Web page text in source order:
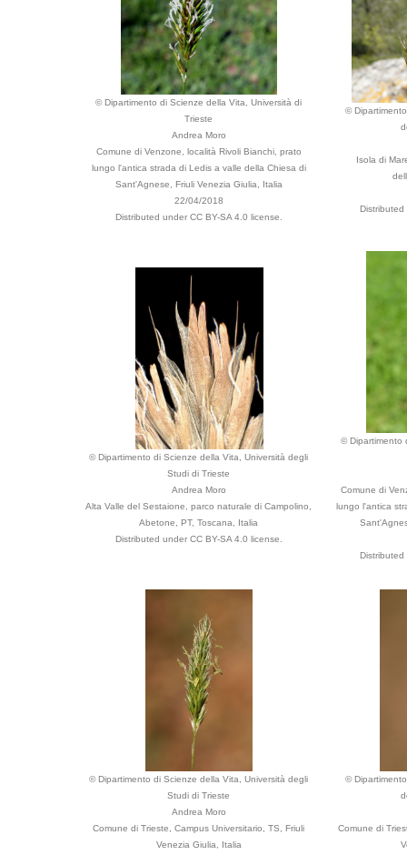
© Dipartimento di Scienze della Vita, Università di
Trieste
Andrea Moro
Comune di Venzone, località Rivoli Bianchi, prato
lungo l'antica strada di Ledis a valle della Chiesa di
Sant'Agnese, Friuli Venezia Giulia, Italia
22/04/2018
Distributed under CC BY-SA 4.0 license.
©
Isola di
Distributed
© Dipartimento di Scienze della Vita, Università degli
Studi di Trieste
Andrea Moro
Alta Valle del Sestaione, parco naturale di Campolino,
Abetone, PT, Toscana, Italia
Distributed under CC BY-SA 4.0 license.
© Dipartimento
Comune di
lungo l'antica
Distributed
© Dipartimento di Scienze della Vita, Università degli
Studi di Trieste
Andrea Moro
Comune di Trieste, Campus Universitario, TS, Friuli
Venezia Giulia, Italia
©
Comune di